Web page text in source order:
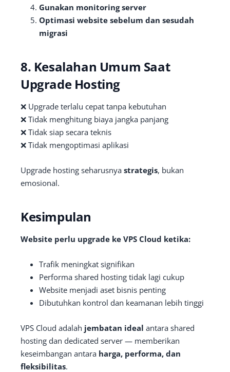
Gunakan monitoring server
Optimasi website sebelum dan sesudah
migrasi
8. Kesalahan Umum Saat
Upgrade Hosting
❌ Upgrade terlalu cepat tanpa kebutuhan
❌ Tidak menghitung biaya jangka panjang
❌ Tidak siap secara teknis
❌ Tidak mengoptimasi aplikasi
Upgrade hosting seharusnya strategis, bukan
emosional.
Kesimpulan
Website perlu upgrade ke VPS Cloud ketika:
Trafik meningkat signifikan
Performa shared hosting tidak lagi cukup
Website menjadi aset bisnis penting
Dibutuhkan kontrol dan keamanan lebih tinggi
VPS Cloud adalah jembatan ideal antara shared
hosting dan dedicated server — memberikan
keseimbangan antara harga, performa, dan
fleksibilitas.